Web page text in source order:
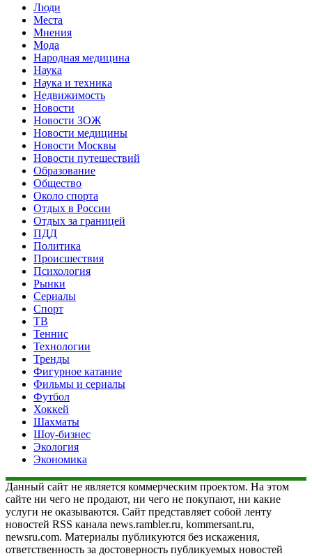
Люди
Места
Мнения
Мода
Народная медицина
Наука
Наука и техника
Недвижимость
Новости
Новости ЗОЖ
Новости медицины
Новости Москвы
Новости путешествий
Образование
Общество
Около спорта
Отдых в России
Отдых за границей
ПДД
Политика
Происшествия
Психология
Рынки
Сериалы
Спорт
ТВ
Теннис
Технологии
Тренды
Фигурное катание
Фильмы и сериалы
Футбол
Хоккей
Шахматы
Шоу-бизнес
Экология
Экономика
Данный сайт не является коммерческим проектом. На этом
сайте ни чего не продают, ни чего не покупают, ни какие
услуги не оказываются. Сайт представляет собой ленту
новостей RSS канала news.rambler.ru, kommersant.ru,
newsru.com. Материалы публикуются без искажения,
ответственность за достоверность публикуемых новостей